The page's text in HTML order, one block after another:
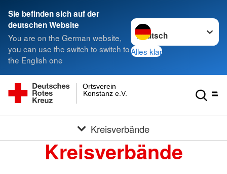
Sie befinden sich auf der
deutschen Website
You are on the German website,
you can use the switch to switch to
the English one
Sprache wechseln zu
Alles klar
Konstanz e.V.
Ortsverein
Kreisverbände
Kreisverbände